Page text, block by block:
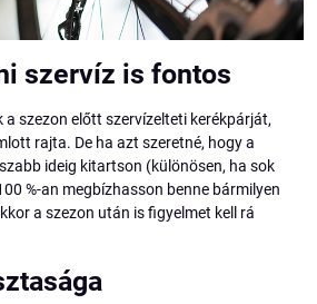
szervíz is fontos
a szezon előtt szervízelteti kerékpárját,
rajta. De ha azt szeretné, hogy a
ideig kitartson (különösen, ha sok
%-an megbízhasson benne bármilyen
a szezon után is figyelmet kell rá